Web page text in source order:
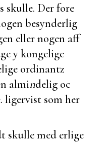
skulle. Der fore
besynderlig
eller nogen aff
y kongelige
ordinantz
almindelig oc
ligervist som her
skulle med erlige